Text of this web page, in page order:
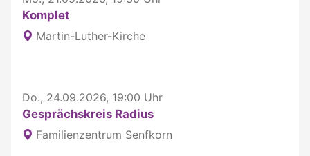
Komplet
Martin-Luther-Kirche
Do., 24.09.2026, 19:00 Uhr
Gesprächskreis Radius
Familienzentrum Senfkorn